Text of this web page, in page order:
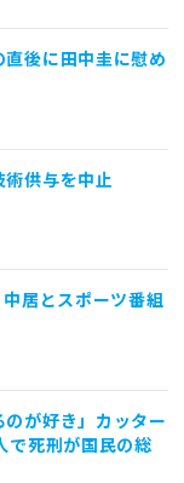
直後に田中圭に慰め
供与を中止
居とスポーツ番組
が好き」カッター
死刑が国民の総